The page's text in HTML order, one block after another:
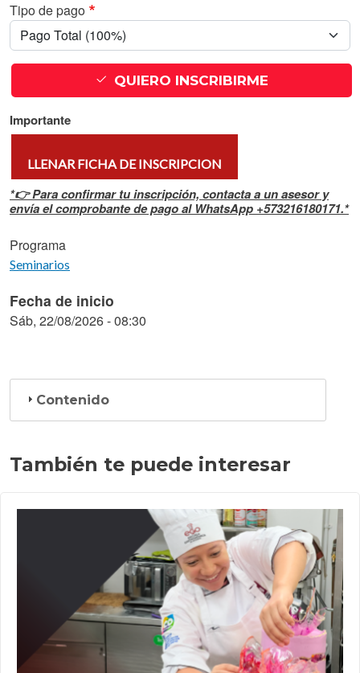
Tipo de pago
QUIERO INSCRIBIRME
Importante
LLENAR FICHA DE INSCRIPCION
*👉 Para confirmar tu inscripción, contacta a un asesor y
envía el comprobante de pago al WhatsApp +573216180171.*
Programa
Seminarios
Fecha de inicio
Sáb, 22/08/2026 - 08:30
Contenido
También te puede interesar